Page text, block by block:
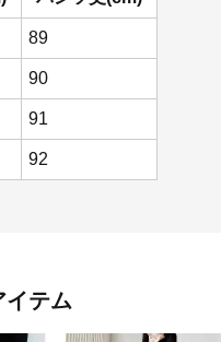
89
90
91
92
イテム